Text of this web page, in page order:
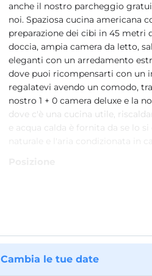
anche il nostro parcheggio
noi. Spaziosa cucina americana
preparazione dei cibi in 45 metri
doccia, ampia camera da letto,
eleganti con un arredamento
dove puoi ricompensarti con un
regalatevi avendo un comodo,
nostro 1 + 0 camera deluxe e la
dove c'è una cucina utile,
e acqua calda è fornita da se lo
naturale e l'aria condizionata in
Riva Hotel Alsancak, situato nel
Mevkii Gönül Yazar, si distingue
Cambia le tue date